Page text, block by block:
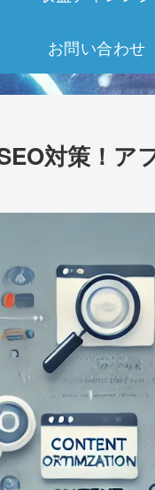
お問い合わせ
対策！ア